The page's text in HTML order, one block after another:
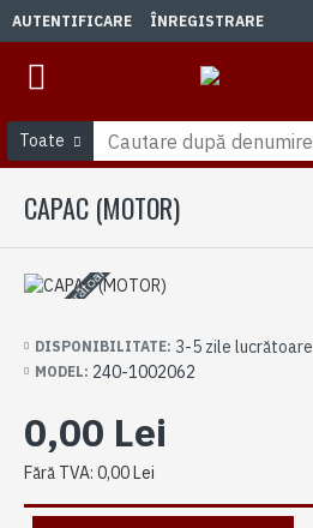
AUTENTIFICARE ÎNREGISTRARE
Toate
CAPAC (MOTOR)
3-5 zile lucrătoare
DISPONIBILITATE: 3-5 zile lucrătoare
MODEL: 240-1002062
0,00 Lei
Fără TVA: 0,00 Lei